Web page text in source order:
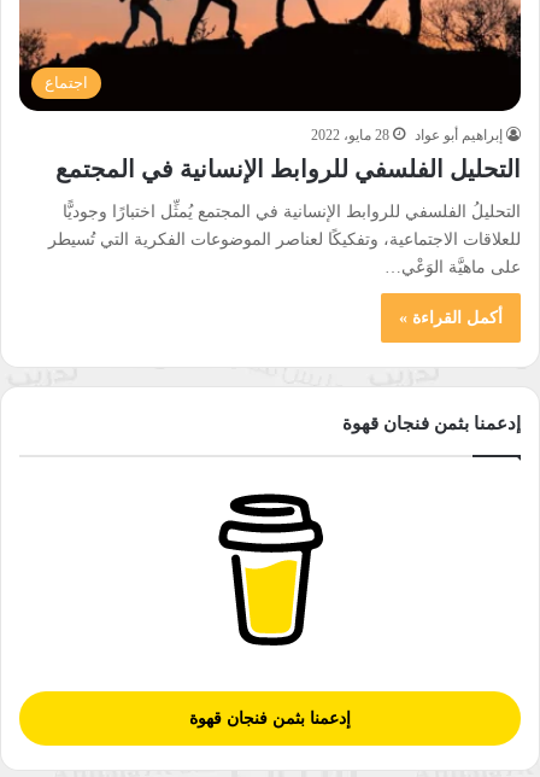
اجتماع
إبراهيم أبو عواد 28 مايو، 2022
التحليل الفلسفي للروابط الإنسانية في المجتمع
التحليلُ الفلسفي للروابط الإنسانية في المجتمع يُمثِّل اختبارًا وجوديًّا
للعلاقات الاجتماعية، وتفكيكًا لعناصر الموضوعات الفكرية التي تُسيطر
على ماهيَّة الوَعْي…
أكمل القراءة »
إدعمنا بثمن فنجان قهوة
إدعمنا بثمن فنجان قهوة